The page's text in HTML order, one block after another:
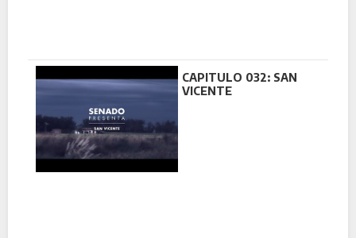
CAPITULO 032: SAN
VICENTE